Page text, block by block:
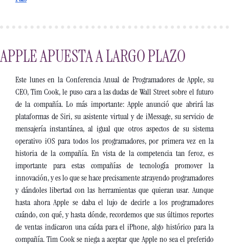
APPLE APUESTA A LARGO PLAZO
Este lunes en la Conferencia Anual de Programadores de Apple, su
CEO, Tim Cook, le puso cara a las dudas de Wall Street sobre el futuro
de la compañía. Lo más importante: Apple anunció que abrirá las
plataformas de Siri, su asistente virtual y de iMessage, su servicio de
mensajería instantánea, al igual que otros aspectos de su sistema
operativo iOS para todos los programadores, por primera vez en la
historia de la compañía. En vista de la competencia tan feroz, es
importante para estas compañías de tecnología promover la
innovación, y es lo que se hace precisamente atrayendo programadores
y dándoles libertad con las herramientas que quieran usar. Aunque
hasta ahora Apple se daba el lujo de decirle a los programadores
cuándo, con qué, y hasta dónde, recordemos que sus últimos reportes
de ventas indicaron una caída para el iPhone, algo histórico para la
compañía. Tim Cook se niega a aceptar que Apple no sea el preferido